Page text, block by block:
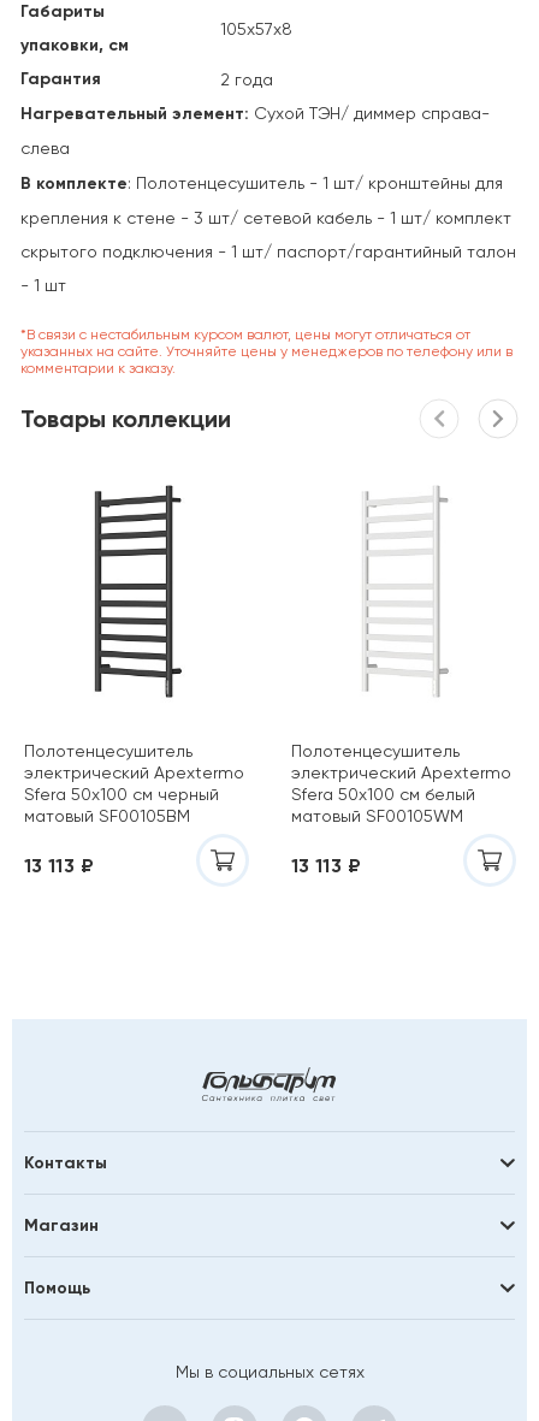
Габариты
упаковки, см
105х57х8
Гарантия 2 года
Нагревательный элемент: Сухой ТЭН/ диммер справа-
слева
В комплекте: Полотенцесушитель - 1 шт/ кронштейны для
крепления к стене - 3 шт/ сетевой кабель - 1 шт/ комплект
скрытого подключения - 1 шт/ паспорт/гарантийный талон
- 1 шт
*В связи с нестабильным курсом валют, цены могут отличаться от
указанных на сайте. Уточняйте цены у менеджеров по телефону или в
комментарии к заказу.
Товары коллекции
Полотенцесушитель
электрический Apextermo
Sfera 50х100 см черный
матовый SF00105BM
13 113 ₽
Полотенцесушитель
электрический Apextermo
Sfera 50х100 см белый
матовый SF00105WM
13 113 ₽
Контакты
Магазин
Помощь
Мы в социальных сетях